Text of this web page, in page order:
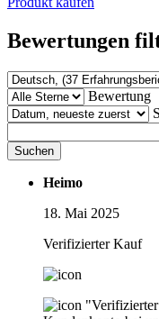
Bewertungen
Bewertung
Suchen
Heimo
18. Mai 2025
Verifizierter Kauf